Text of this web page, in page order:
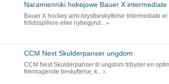
Naramienniki hokejowe Bauer X intermediate
Bauer X hockey arm-brystbeskyttelse Intermediate er
fritidsspillere eller nybegynd...
CCM Next Skulderpanser ungdom
CCM Next Skulderpanser til ungdom tilbyder en
fremragende beskyttelse, k...